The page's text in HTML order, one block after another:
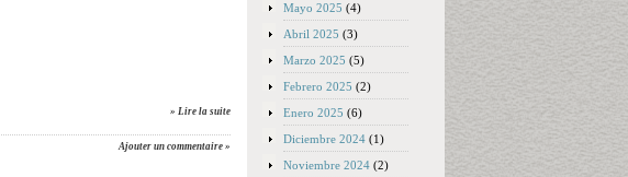
» Lire la suite
Ajouter un commentaire »
Mayo 2025 (4)
Abril 2025 (3)
Marzo 2025 (5)
Febrero 2025 (2)
Enero 2025 (6)
Diciembre 2024 (1)
Noviembre 2024 (2)